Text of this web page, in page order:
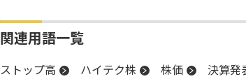
関連用語一覧
ストップ高 ハイテク株 株価 決算発